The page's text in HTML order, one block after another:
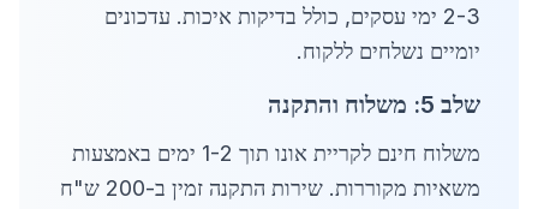
2-3 ימי עסקים, כולל בדיקות איכות. עדכונים
יומיים נשלחים ללקוח.
שלב 5: משלוח והתקנה
משלוח חינם לקריית אונו תוך 1-2 ימים באמצעות
משאיות מקוררות. שירות התקנה זמין ב-200 ש"ח